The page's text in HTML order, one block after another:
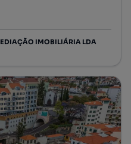
IMOBILIÁRIA LDA